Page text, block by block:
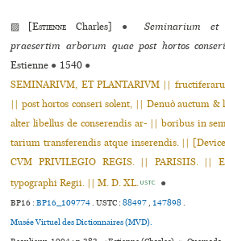
▨ [Estienne Charles] ●
Seminarium et
praesertim arborum quae post hortos
Estienne ● 1540 ●
SEMINARIVM, ET PLANTARIVM ||
|| post hortos conseri solent, || Denuò auctum
alter libellus de conserendis ar- || boribus in
tarium transferendis atque inserendis. ||
CVM PRIVILEGIO REGIS. || PARISIIS. ||
typographi Regii. || M. D. XL. USTC ●
BP16 :BP16_109774.USTC :88497, 147898.
Musée Virtuel des Dictionnaires (MVD).